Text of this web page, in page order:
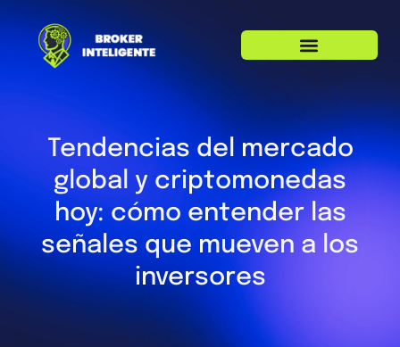
Tendencias del mercado
global y criptomonedas
hoy: cómo entender las
señales que mueven a los
inversores